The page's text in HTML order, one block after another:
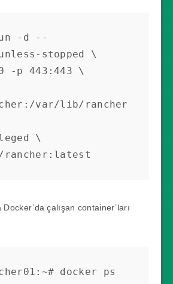
-d --
stopped \
var/lib/rancher
rancher:latest
çalışan container’ları
docker ps